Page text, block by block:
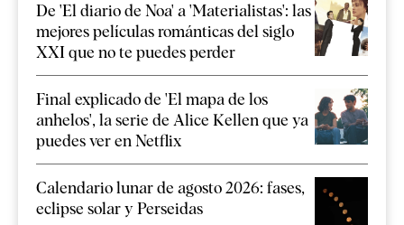
De 'El diario de Noa' a 'Materialistas': las
mejores películas románticas del siglo
XXI que no te puedes perder
Final explicado de 'El mapa de los
anhelos', la serie de Alice Kellen que ya
puedes ver en Netflix
Calendario lunar de agosto 2026: fases,
eclipse solar y Perseidas